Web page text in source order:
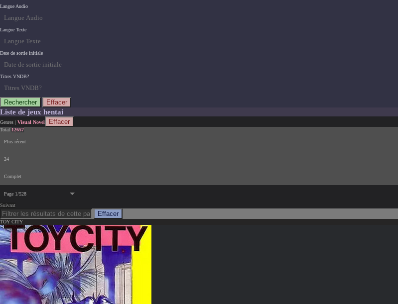
Langue Audio
Langue Texte
Date de sortie initiale
Titres VNDB?
Rechercher Effacer
Liste de jeux hentai
Genres | Visual Novel Effacer
Total 12657
Plus récent
24
Complet
Page 1/528
Suivant
Effacer
TOY CITY